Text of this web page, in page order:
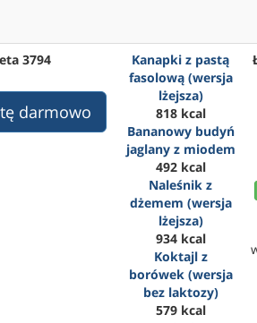
3794
darmowo
Kanapki z pastą
fasolową (wersja
lżejsza)
818 kcal
Bananowy budyń
jaglany z miodem
492 kcal
Naleśnik z
dżemem (wersja
lżejsza)
934 kcal
Koktajl z
borówek (wersja
bez laktozy)
579 kcal